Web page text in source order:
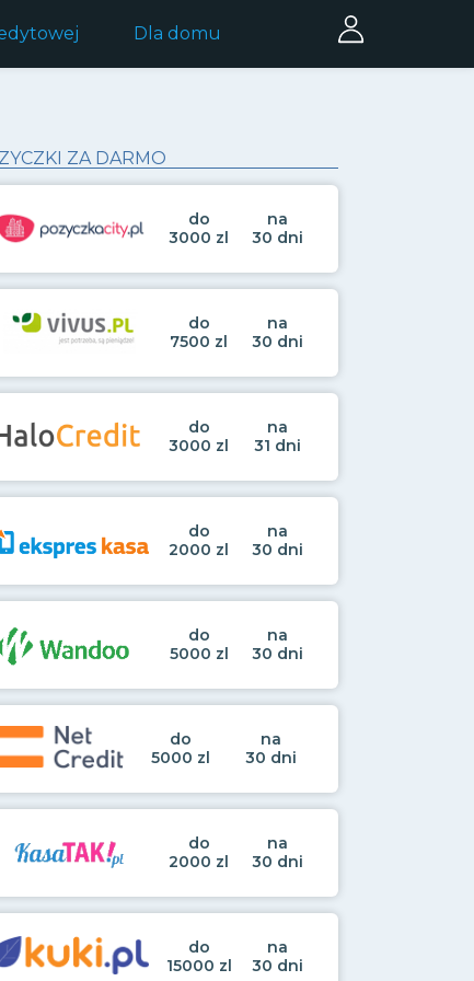
Dla domu
ZA DARMO
do
3000 zl
na
30 dni
do
7500 zl
na
30 dni
do
3000 zl
na
31 dni
do
2000 zl
na
30 dni
do
5000 zl
na
30 dni
do
5000 zl
na
30 dni
do
2000 zl
na
30 dni
do
15000 zl
na
30 dni